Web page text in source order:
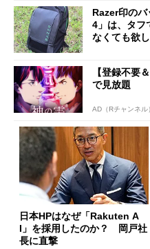
Razer印の
4」は、タ
なくても欲
【登録不要
で見放題
AD（Rチャンネル
日本HPはなぜ「Rakuten A
I」を採用したのか？ 岡戸社
長に直撃